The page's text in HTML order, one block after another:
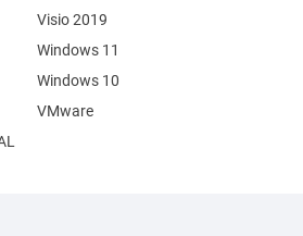
Visio 2019
Windows 11
Windows 10
VMware